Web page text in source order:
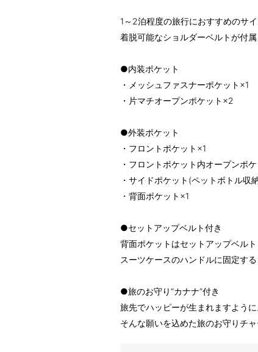
1～2泊程度の旅行におすすめのサイ
着脱可能なショルダーベルトが付
●内装ポケット
・メッシュファスナーポケット×1
・片マチオープンポケット×2
●外装ポケット
・フロントポケット×1
・フロントポケット内オープンポ
・サイドポケット(ペットボトル収
・背面ポケット×1
●セットアップベルト付き
背面ポケットはセットアップベルト
スーツケースのハンドルに固定す
●旅のお守り“カナナ”付き
旅先でハッピーが生まれますよう
そんな願いを込めた旅のお守りチャ